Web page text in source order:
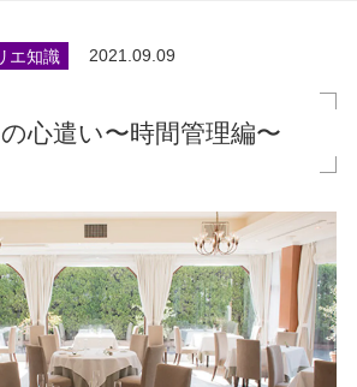
エ知識 2021.09.09
心遣い〜時間管理編〜